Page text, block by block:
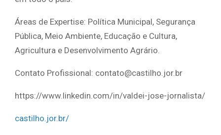
Áreas de Expertise: Política Municipal, Segurança
Pública, Meio Ambiente, Educação e Cultura,
Agricultura e Desenvolvimento Agrário.
Contato Profissional: contato@castilho.jor.br
https://www.linkedin.com/in/valdei-jose-jornalista/
castilho.jor.br/